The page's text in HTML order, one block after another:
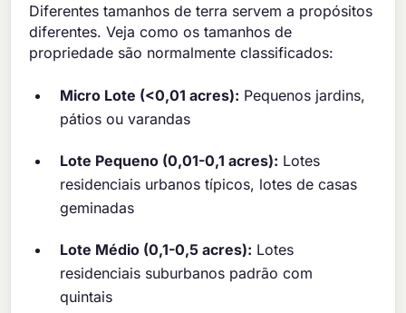
Diferentes tamanhos de terra servem a propósitos
diferentes. Veja como os tamanhos de
propriedade são normalmente classificados:
Micro Lote (<0,01 acres): Pequenos jardins,
pátios ou varandas
Lote Pequeno (0,01-0,1 acres): Lotes
residenciais urbanos típicos, lotes de casas
geminadas
Lote Médio (0,1-0,5 acres): Lotes
residenciais suburbanos padrão com
quintais